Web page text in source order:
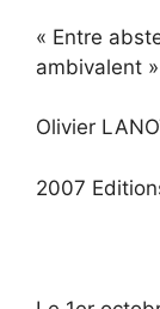
« Entre
ambivalent »
Olivier
2007